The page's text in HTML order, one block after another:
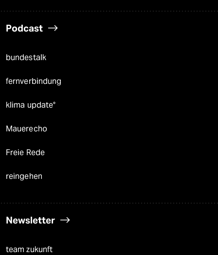
Podcast
bundestalk
fernverbindung
klima update°
Mauerecho
Freie Rede
reingehen
Newsletter
team zukunft